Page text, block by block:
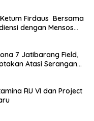
Ketum Firdaus Bersama
dengan Mensos
7 Jatibarang Field,
Atasi Serangan
RU VI dan Project